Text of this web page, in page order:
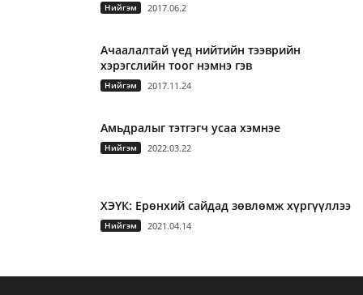
Нийгэм 2017.06.2
Ачаалалтай үед нийтийн тээврийн
хэрэгслийн тоог нэмнэ гэв
Нийгэм 2017.11.24
Амьдралыг тэтгэгч усаа хэмнэе
Нийгэм 2022.03.22
ХЭҮК: Ерөнхий сайдад зөвлөмж хүргүүллээ
Нийгэм 2021.04.14